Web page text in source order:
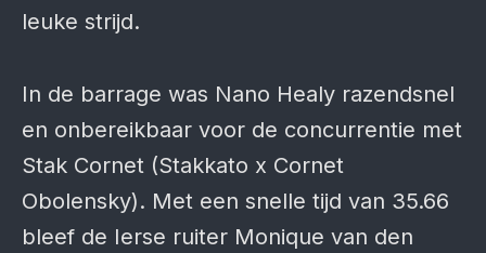
leuke strijd.
In de barrage was Nano Healy razendsnel
en onbereikbaar voor de concurrentie met
Stak Cornet (Stakkato x Cornet
Obolensky). Met een snelle tijd van 35.66
bleef de Ierse ruiter Monique van den